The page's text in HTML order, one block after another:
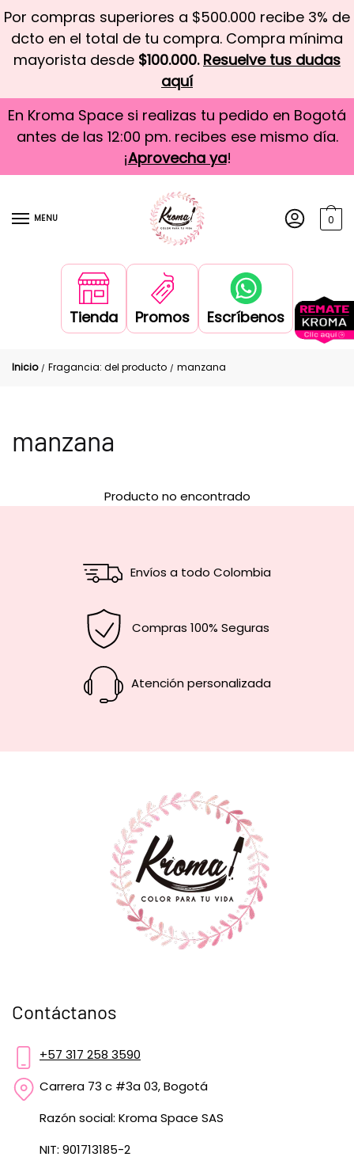
Por compras superiores a $500.000 recibe 3% de
dcto en el total de tu compra. Compra mínima
mayorista desde $100.000. Resuelve tus dudas
aquí
En Kroma Space si realizas tu pedido en Bogotá
antes de las 12:00 pm. recibes ese mismo día.
¡Aprovecha ya!
MENU 0
Tienda Promos Escríbenos
Inicio / Fragancia: del producto / manzana
manzana
Producto no encontrado
Envíos a todo Colombia
Compras 100% Seguras
Atención personalizada
Contáctanos
+57 317 258 3590
Carrera 73 c #3a 03, Bogotá
Razón social: Kroma Space SAS
NIT: 901713185-2